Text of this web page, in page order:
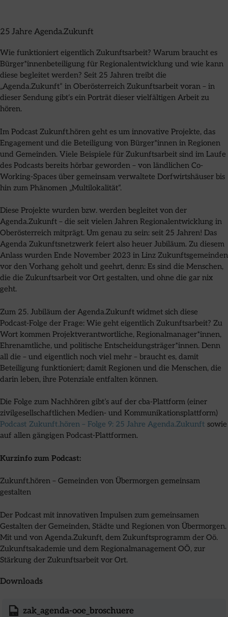
25 Jahre Agenda.Zukunft
Wie funktioniert eigentlich Zukunftsarbeit? Warum braucht es
Bürger*innenbeteiligung für Regionalentwicklung und wie kann
diese begleitet werden? Seit 25 Jahren treibt die
„Agenda.Zukunft“ in Oberösterreich Zukunftsarbeit voran – in
dieser Sendung gibt‘s ein Porträt dieser vielfältigen Arbeit zu
hören.
Im Podcast Zukunft.hören geht es um innovative Projekte, das
Engagement und die Beteiligung von Bürger*innen in Regionen
und Gemeinden. Viele Beispiele für Zukunftsarbeit sind im Laufe
des Podcasts bereits hörbar geworden – von ländlichen Co-
Working-Spaces über gemeinsam verwaltete Dorfwirtshäuser bis
hin zum Phänomen „Multilokalität“.
Diese Projekte wurden bzw. werden begleitet von der
Agenda.Zukunft – die seit vielen Jahren Regionalentwicklung in
Oberösterreich mitprägt. Um genau zu sein: seit 25 Jahren! Das
Agenda Zukunftsnetzwerk feiert also heuer Jubiläum. Zu diesem
Anlass wurden Ende November 2023 in Linz Zukunftsgemeinden
vor den Vorhang geholt und geehrt, denn: Es sind die Menschen,
die die Zukunftsarbeit vor Ort gestalten, und ohne die gar nix
geht.
Zum 25. Jubiläum der Agenda.Zukunft widmet sich diese
Podcast-Folge der Frage: Wie geht eigentlich Zukunftsarbeit? Zu
Wort kommen Projektverantwortliche, Regionalmanager*innen,
Ehrenamtliche, und politische Entscheidungsträger*innen. Denn
all die – und eigentlich noch viel mehr – braucht es, damit
Beteiligung funktioniert; damit Regionen und die Menschen, die
darin leben, ihre Potenziale entfalten können.
Die Folge zum Nachhören gibt’s auf der cba-Plattform (einer
zivilgesellschaftlichen Medien- und Kommunikationsplattform)
Podcast Zukunft.hören – Folge 9: 25 Jahre Agenda.Zukunft sowie
auf allen gängigen Podcast-Plattformen.
Kurzinfo zum Podcast:
Zukunft.hören – Gemeinden von Übermorgen gemeinsam
gestalten
Der Podcast mit innovativen Impulsen zum gemeinsamen
Gestalten der Gemeinden, Städte und Regionen von Übermorgen.
Mit und von Agenda.Zukunft, dem Zukunftsprogramm der Oö.
Zukunftsakademie und dem Regionalmanagement OÖ, zur
Stärkung der Zukunftsarbeit vor Ort.
Downloads
zak_agenda-ooe_broschuere